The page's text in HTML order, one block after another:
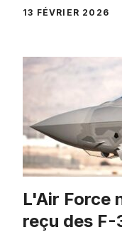
13 FÉVRIER 2026
L'Air Force
reçu des